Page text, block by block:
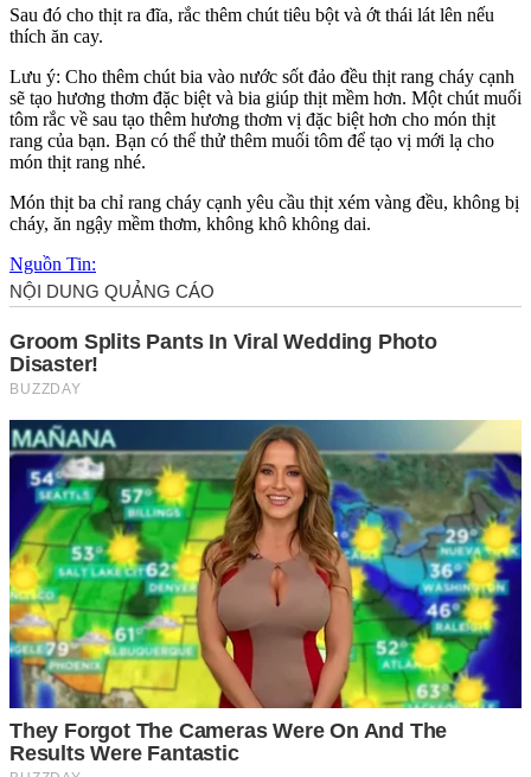
Sau đó cho thịt ra đĩa, rắc thêm chút tiêu bột và ớt thái lát lên nếu
thích ăn cay.
Lưu ý: Cho thêm chút bia vào nước sốt đảo đều thịt rang cháy cạnh
sẽ tạo hương thơm đặc biệt và bia giúp thịt mềm hơn. Một chút muối
tôm rắc về sau tạo thêm hương thơm vị đặc biệt hơn cho món thịt
rang của bạn. Bạn có thể thử thêm muối tôm để tạo vị mới lạ cho
món thịt rang nhé.
Món thịt ba chỉ rang cháy cạnh yêu cầu thịt xém vàng đều, không bị
cháy, ăn ngậy mềm thơm, không khô không dai.
Nguồn Tin: